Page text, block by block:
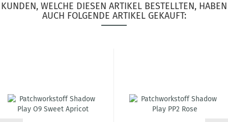
KUNDEN, WELCHE DIESEN ARTIKEL BESTELLTEN, HABEN
AUCH FOLGENDE ARTIKEL GEKAUFT: